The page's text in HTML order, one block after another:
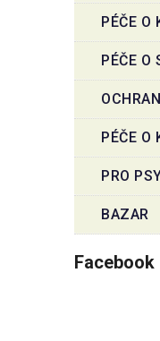
PÉČE O
PÉČE O
PÉČE O
PRO
BAZAR
Facebook